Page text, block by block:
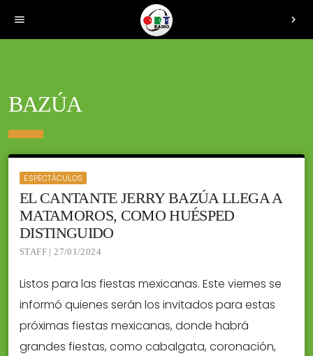
menu chevron_right
BAZÚA
ESPECTÁCULOS
EL CANTANTE JERRY BAZÚA LLEGA A
MATAMOROS, COMO HUÉSPED
DISTINGUIDO
STAFF | 27/01/2024
Listos para las fiestas mexicanas. Este viernes se
informó quienes serán los invitados para estas
próximas fiestas mexicanas, donde habrá
grandes fiestas, como cabalgata, coronación,